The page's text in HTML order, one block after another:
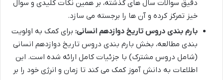
دقیق سوالات سال های گذشته، بر همین نکات کلیدی و سوال
خیز تمرکز کرده و آن ها را برجسته می سازد.
بارم بندی دروس تاریخ دوازدهم انسانی: برای کمک به اولویت
بندی مطالعه، بخش بارم بندی دروس تاریخ دوازدهم انسانی
(شامل دروس مشترک) با جزئیات کامل ارائه شده است. این
اطلاعات به دانش آموز کمک می کند تا زمان و انرژی خود را بر